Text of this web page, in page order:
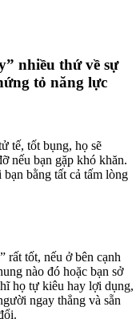
nhiều thứ về sự
tỏ năng lực
tế, tốt bụng, họ sẽ
nếu bạn gặp khó khăn.
bằng tất cả tấm lòng
rất tốt, nếu ở bên cạnh
nào đó hoặc bạn sở
họ tự kiêu hay lợi dụng,
ngay thẳng và sẵn